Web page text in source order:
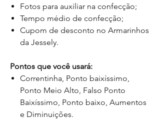
Fotos para auxiliar na confecção;
Tempo médio de confecção;
Cupom de desconto no Armarinhos
da Jessely.
Pontos que você usará:
Correntinha, Ponto baixíssimo,
Ponto Meio Alto, Falso Ponto
Baixíssimo, Ponto baixo, Aumentos
e Diminuições.